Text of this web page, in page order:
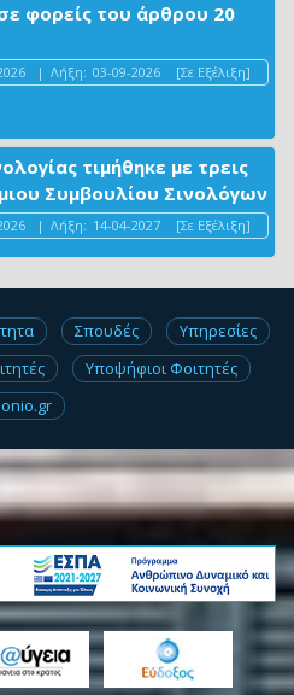
φορείς του άρθρου 20
| Λήξη: 03-09-2026 [Σε Εξέλιξη]
τιμήθηκε με τρεις
Συμβουλίου Σινολόγων
| Λήξη: 14-04-2027 [Σε Εξέλιξη]
Σπουδές
Υπηρεσίες
Υποψήφιοι Φοιτητές